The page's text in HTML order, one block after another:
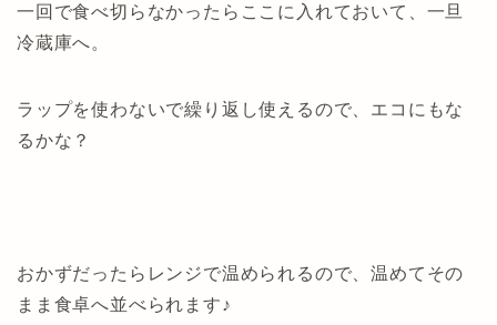
一回で食べ切らなかったらここに入れておいて、一旦
冷蔵庫へ。
ラップを使わないで繰り返し使えるので、エコにもな
るかな？
おかずだったらレンジで温められるので、温めてその
まま食卓へ並べられます♪